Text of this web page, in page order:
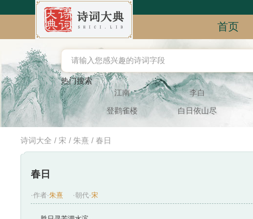
首页
热门搜索
江南
李白
登鹳雀楼 白日依山尽
诗词大全 / 宋 / 朱熹 / 春日
春日
·作者·朱熹 ·朝代·宋